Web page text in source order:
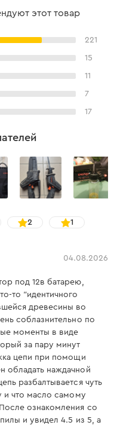
мм
мм
м/с
M FC-124
Гц
кг
+5°С до +45°С
этот товар
221
15
11
7
17
2 1
04.08.2026
под 12в батарею,
то "идентичного
древесины во
соблазнительно по
моменты в виде
за пару минут
цепи при помощи
обладать наждачной
разбалтывается чуть
и что масло самому
ознакомления со
и увидел 4.5 из 5, а